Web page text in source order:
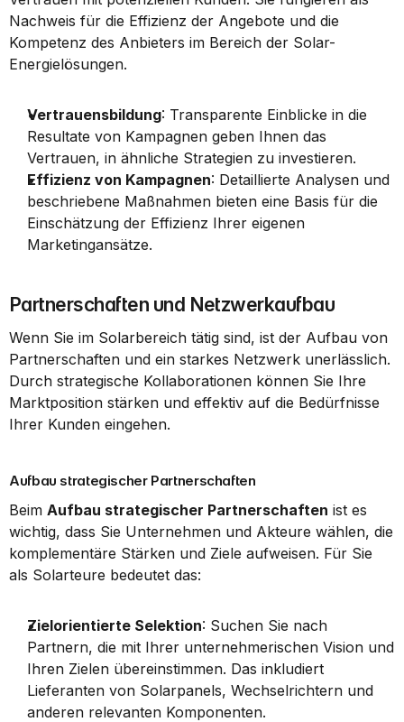
Nachweis für die Effizienz der Angebote und die
Kompetenz des Anbieters im Bereich der Solar-
Energielösungen.
Vertrauensbildung: Transparente Einblicke in die
Resultate von Kampagnen geben Ihnen das
Vertrauen, in ähnliche Strategien zu investieren.
Effizienz von Kampagnen: Detaillierte Analysen und
beschriebene Maßnahmen bieten eine Basis für die
Einschätzung der Effizienz Ihrer eigenen
Marketingansätze.
Partnerschaften und Netzwerkaufbau
Wenn Sie im Solarbereich tätig sind, ist der Aufbau von
Partnerschaften und ein starkes Netzwerk unerlässlich.
Durch strategische Kollaborationen können Sie Ihre
Marktposition stärken und effektiv auf die Bedürfnisse
Ihrer Kunden eingehen.
Aufbau strategischer Partnerschaften
Beim Aufbau strategischer Partnerschaften ist es
wichtig, dass Sie Unternehmen und Akteure wählen, die
komplementäre Stärken und Ziele aufweisen. Für Sie
als Solarteure bedeutet das:
Zielorientierte Selektion: Suchen Sie nach
Partnern, die mit Ihrer unternehmerischen Vision und
Ihren Zielen übereinstimmen. Das inkludiert
Lieferanten von Solarpanels, Wechselrichtern und
anderen relevanten Komponenten.